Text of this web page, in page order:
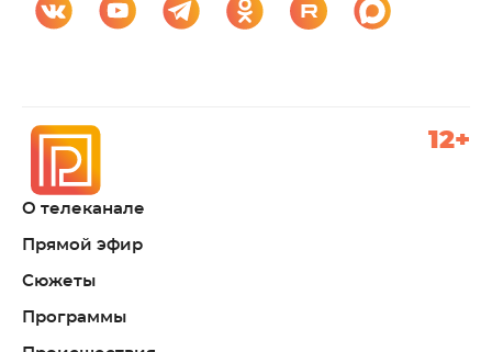
О телеканале
Прямой эфир
Сюжеты
Программы
12+